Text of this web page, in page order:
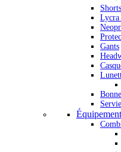
Lycra
Gants